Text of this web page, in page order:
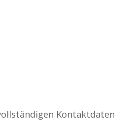
Kontaktdaten